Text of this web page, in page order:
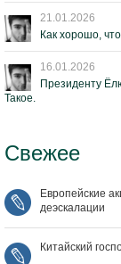
21.01.2026
Как хорошо,
16.01.2026
Президенту
Такое.
Свежее
Европейские
деэскалации
Китайский